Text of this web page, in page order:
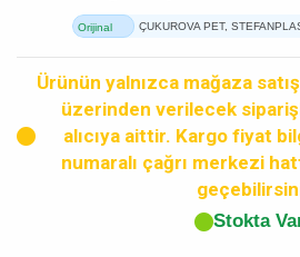
Orijinal
ÇUKUROVA PET,
Ürünün yalnızca mağaza
üzerinden verilecek
alıcıya aittir. Kargo fiyat
numaralı çağrı merkezi
Stokta